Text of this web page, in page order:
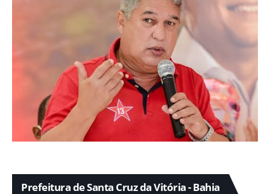
Prefeitura de Santa Cruz da Vitória - Bahia